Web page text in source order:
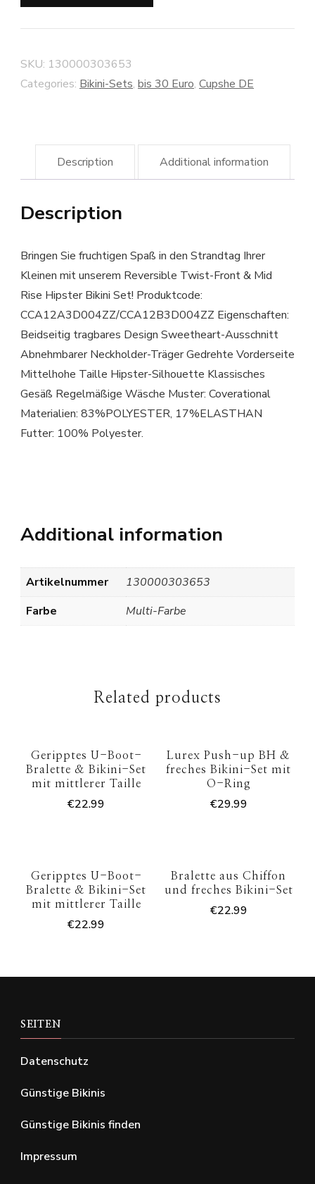
SKU: 130000303653
Categories: Bikini-Sets, bis 30 Euro, Cupshe DE
Description Additional information
Description
Bringen Sie fruchtigen Spaß in den Strandtag Ihrer
Kleinen mit unserem Reversible Twist-Front & Mid
Rise Hipster Bikini Set! Produktcode:
CCA12A3D004ZZ/CCA12B3D004ZZ Eigenschaften:
Beidseitig tragbares Design Sweetheart-Ausschnitt
Abnehmbarer Neckholder-Träger Gedrehte Vorderseite
Mittelhohe Taille Hipster-Silhouette Klassisches
Gesäß Regelmäßige Wäsche Muster: Coverational
Materialien: 83%POLYESTER, 17%ELASTHAN
Futter: 100% Polyester.
Additional information
Artikelnummer
130000303653
Farbe
Multi-Farbe
Related products
Geripptes U-Boot-
Bralette & Bikini-Set
mit mittlerer Taille
€22.99
Lurex Push-up BH &
freches Bikini-Set mit
O-Ring
€29.99
Geripptes U-Boot-
Bralette & Bikini-Set
mit mittlerer Taille
€22.99
Bralette aus Chiffon
und freches Bikini-Set
€22.99
SEITEN
Datenschutz
Günstige Bikinis
Günstige Bikinis finden
Impressum